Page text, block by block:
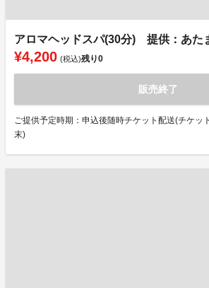
アロマヘッドスパ(30分) 提供：あた
¥4,200 (税込)残り0
販売終了
ご提供予定時期：申込後随時チケット配送(チケッ
末)